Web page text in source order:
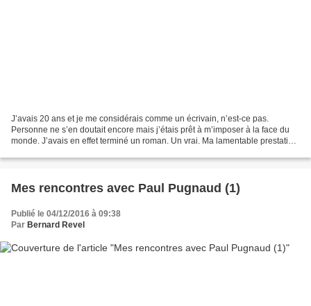
J’avais 20 ans et je me considérais comme un écrivain, n’est-ce pas.
Personne ne s’en doutait encore mais j’étais prêt à m’imposer à la face du
monde. J’avais en effet terminé un roman. Un vrai. Ma lamentable prestation
Mes rencontres avec Paul Pugnaud (1)
Publié le 04/12/2016 à 09:38
Par Bernard Revel